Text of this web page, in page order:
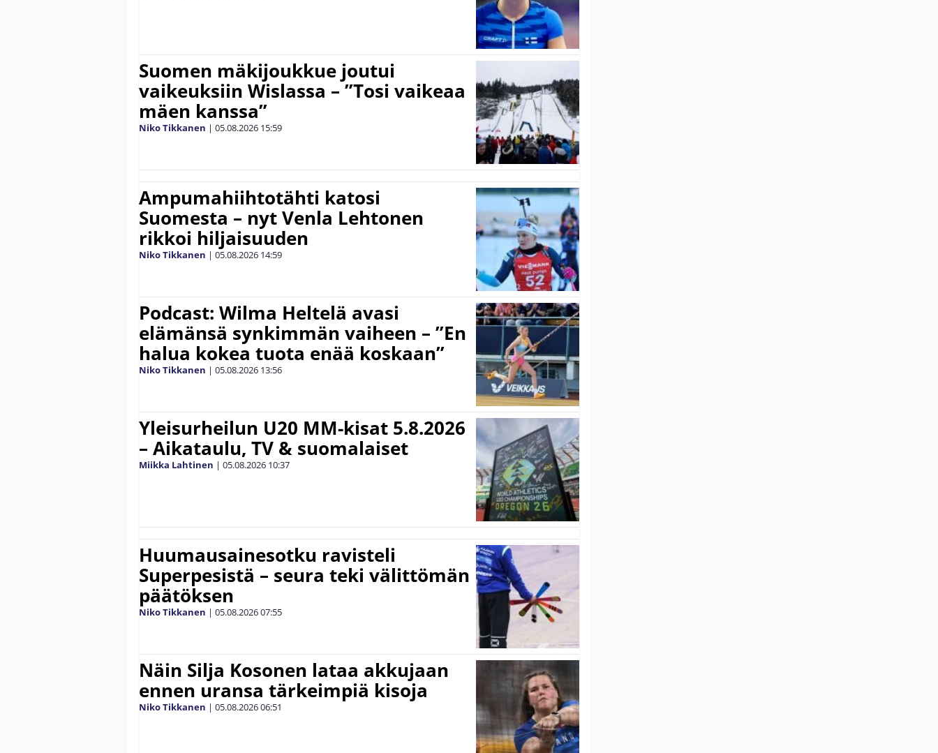
Suomen mäkijoukkue joutui
vaikeuksiin Wislassa – ”Tosi vaikeaa
mäen kanssa”
Niko Tikkanen | 05.08.2026 15:59
Ampumahiihtotähti katosi
Suomesta – nyt Venla Lehtonen
rikkoi hiljaisuuden
Niko Tikkanen | 05.08.2026 14:59
Podcast: Wilma Heltelä avasi
elämänsä synkimmän vaiheen – ”En
halua kokea tuota enää koskaan”
Niko Tikkanen | 05.08.2026 13:56
Yleisurheilun U20 MM-kisat 5.8.2026
– Aikataulu, TV & suomalaiset
Miikka Lahtinen | 05.08.2026 10:37
Huumausainesotku ravisteli
Superpesistä – seura teki välittömän
päätöksen
Niko Tikkanen | 05.08.202607:55
Näin Silja Kosonen lataa akkujaan
ennen uransa tärkeimpiä kisoja
Niko Tikkanen | 05.08.202606:51